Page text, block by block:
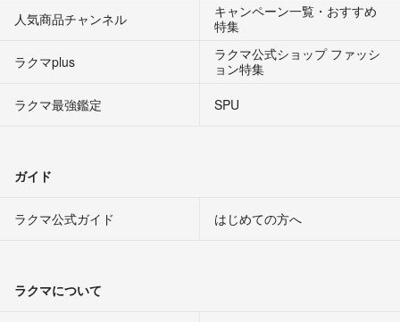
人気商品チャンネル
キャンペーン一覧・おすすめ
特集
ラクマplus
ラクマ公式ショップ ファッシ
ョン特集
ラクマ最強鑑定
SPU
ガイド
ラクマ公式ガイド はじめての方へ
ラクマについて